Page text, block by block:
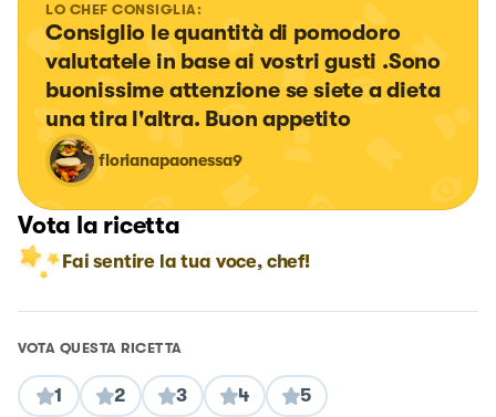
LO CHEF CONSIGLIA:
Consiglio le quantità di pomodoro
valutatele in base ai vostri gusti .Sono
buonissime attenzione se siete a dieta
una tira l'altra. Buon appetito
florianapaonessa9
Vota la ricetta
Fai sentire la tua voce, chef!
VOTA QUESTA RICETTA
1 2 3 4 5